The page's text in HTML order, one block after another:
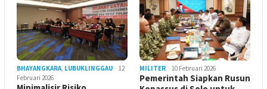
BHAYANGKARA LUBUKLINGGAU
12
Februari 2026
MILITER 10 Februari 2026
Pemerintah Siapkan Rusun